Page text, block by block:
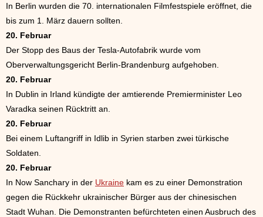
In Berlin wurden die 70. internationalen Filmfestspiele eröffnet, die
bis zum 1. März dauern sollten.
20. Februar
Der Stopp des Baus der Tesla-Autofabrik wurde vom
Oberverwaltungsgericht Berlin-Brandenburg aufgehoben.
20. Februar
In Dublin in Irland kündigte der amtierende Premierminister Leo
Varadka seinen Rücktritt an.
20. Februar
Bei einem Luftangriff in Idlib in Syrien starben zwei türkische
Soldaten.
20. Februar
In Now Sanchary in der Ukraine kam es zu einer Demonstration
gegen die Rückkehr ukrainischer Bürger aus der chinesischen
Stadt Wuhan. Die Demonstranten befürchteten einen Ausbruch des